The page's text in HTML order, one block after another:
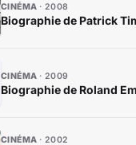
CINÉMA 2008
Biographie de Patrick
CINÉMA 2009
Biographie de Roland
CINÉMA 2002